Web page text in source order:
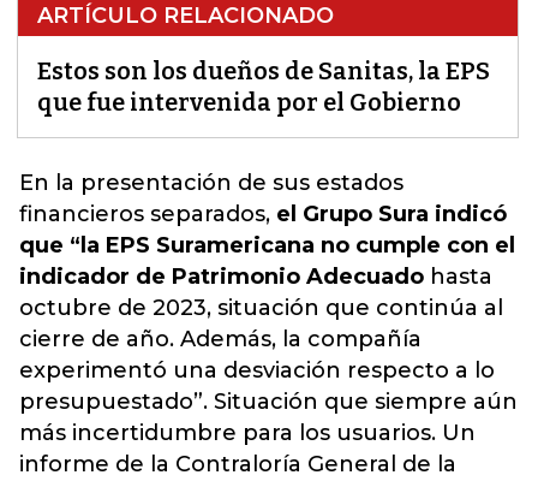
ARTÍCULO RELACIONADO
Estos son los dueños de Sanitas, la EPS
que fue intervenida por el Gobierno
En la presentación de sus estados
financieros separados, el Grupo Sura indicó
que “la EPS Suramericana no cumple con el
indicador de Patrimonio Adecuado hasta
octubre de 2023, situación que continúa al
cierre de año. Además, la compañía
experimentó una desviación respecto a lo
presupuestado”. Situación que siempre aún
más incertidumbre para los usuarios. Un
informe de la Contraloría General de la